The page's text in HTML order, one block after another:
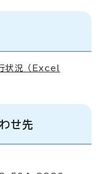
状況 （Excel
せ先